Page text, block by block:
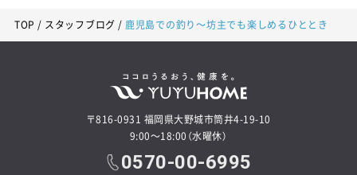
TOP スタッフブログ 鹿児島での釣り～坊主でも楽しめるひととき
〒816-0931 福岡県大野城市筒井4-19-10
9:00～18:00（水曜休）
0570-00-6995